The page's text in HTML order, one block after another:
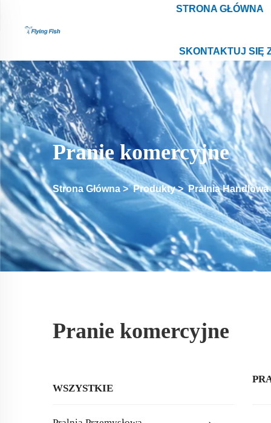
STRONA GŁÓWNA
SKONTAKTUJ SIĘ
Pranie komercyjne
Strona Główna >Produkty>Pralnia Handlowa
Pranie komercyjne
WSZYSTKIE